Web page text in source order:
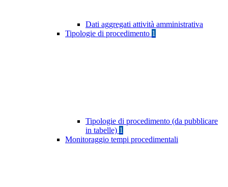
Dati aggregati attività amministrativa
Tipologie di procedimento 1
Tipologie di procedimento (da pubblicare
in tabelle) 1
Monitoraggio tempi procedimentali